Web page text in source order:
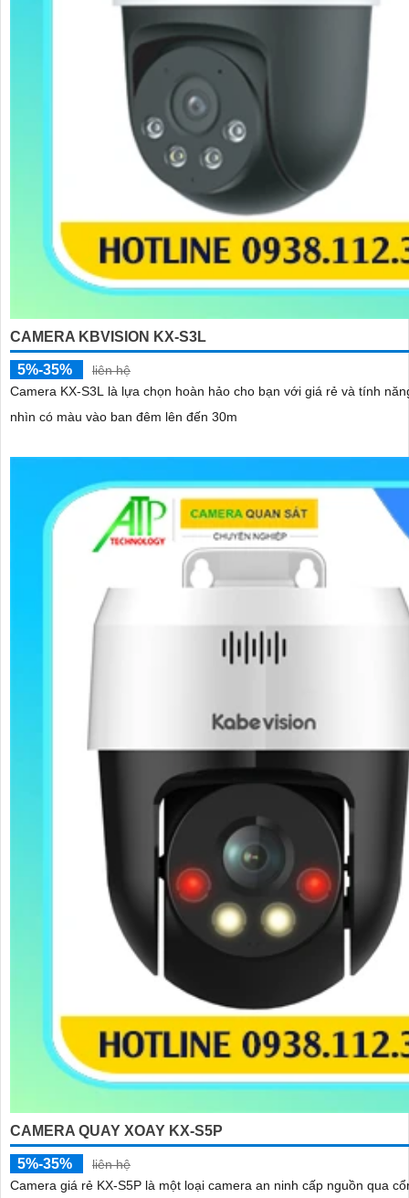
CAMERA KBVISION KX-S3L
5%-35%
liên hệ
Camera KX-S3L là lựa chọn hoàn hảo cho bạn với giá rẻ và tính năng Wifi không dây. Sử dụng công nghệ xử lý hình ảnh
nhìn có màu vào ban đêm lên đến 30m
CAMERA QUAY XOAY KX-S5P
5%-35%
liên hệ
Camera giá rẻ KX-S5P là một loại camera an ninh cấp nguồn qua cổng